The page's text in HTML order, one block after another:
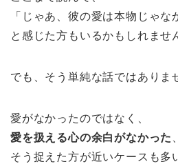
「じゃあ、彼の愛は本物じゃな
と感じた方もいるかもしれませ
でも、そう単純な話ではありま
愛がなかったのではなく、
愛を扱える心の余白がなかった
そう捉えた方が近いケースも多